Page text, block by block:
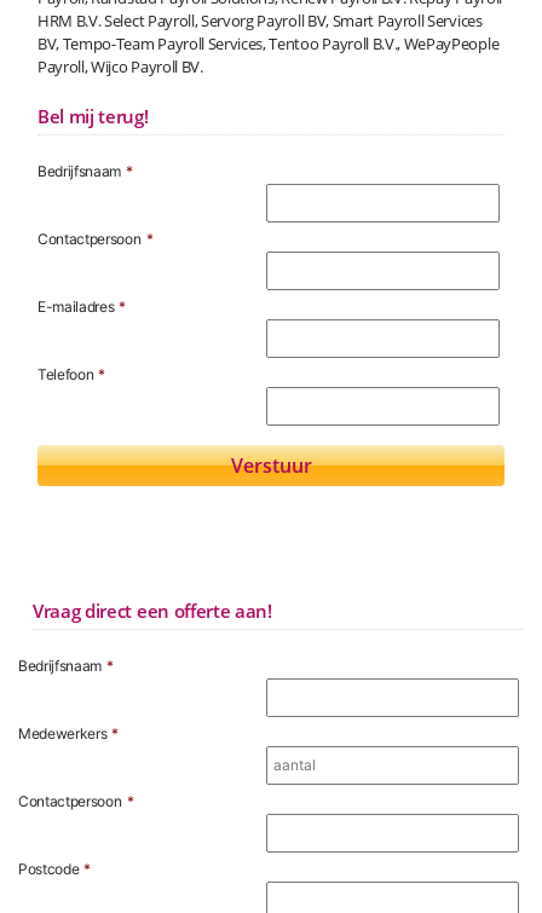
HRM B.V. Select Payroll, Servorg Payroll BV, Smart Payroll Services
BV, Tempo-Team Payroll Services, Tentoo Payroll B.V., WePayPeople
Payroll, Wijco Payroll BV.
Bel mij terug!
Bedrijfsnaam *
Contactpersoon *
E-mailadres *
Telefoon *
Vraag direct een offerte aan!
Bedrijfsnaam *
Medewerkers *
Contactpersoon *
Postcode *